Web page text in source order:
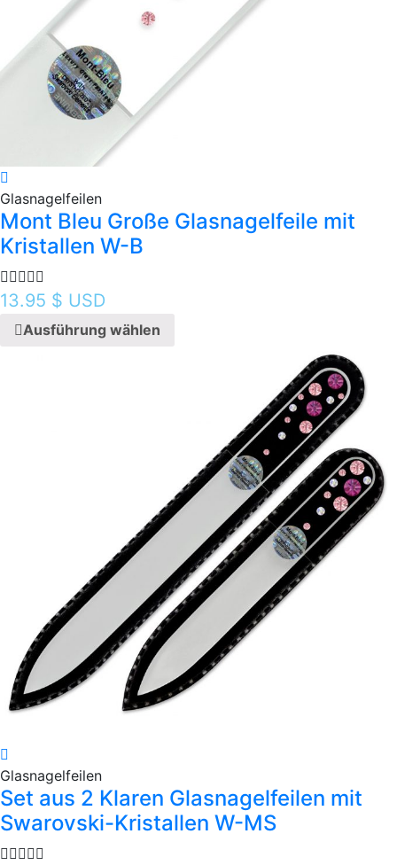
Glasnagelfeilen
Mont Bleu Große Glasnagelfeile mit
Kristallen W-B
13.95 $ USD
Ausführung wählen
Glasnagelfeilen
Set aus 2 Klaren Glasnagelfeilen mit
Swarovski-Kristallen W-MS